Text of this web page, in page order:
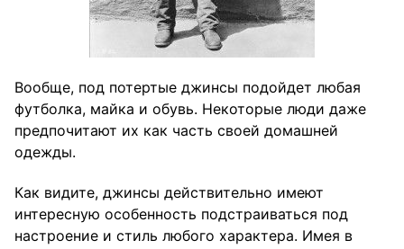
Вообще, под потертые джинсы подойдет любая
футболка, майка и обувь. Некоторые люди даже
предпочитают их как часть своей домашней
одежды.
Как видите, джинсы действительно имеют
интересную особенность подстраиваться под
настроение и стиль любого характера. Имея в